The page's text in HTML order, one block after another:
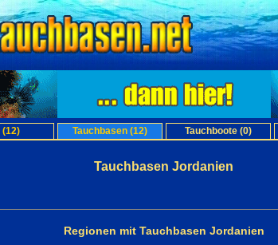
(12) Tauchbasen (12) Tauchboote (0)
Tauchbasen Jordanien
Regionen mit Tauchbasen Jordanien